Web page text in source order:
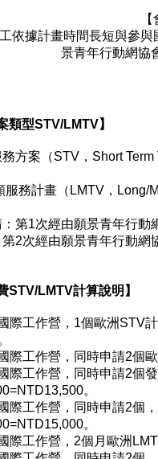
依據計畫時間長短與參與
景青年行動網協
類型STV/LMTV】
方案（STV，Short
服務計畫（LMTV，Long/
第1次經由願景青年行動
第2次經由願景青年行動
STV/LMTV計算說明】
際工作營，1個歐洲STV
際工作營，同時申請2個
際工作營，同時申請2個
。
際工作營，同時申請2個
。
際工作營，2個月歐洲